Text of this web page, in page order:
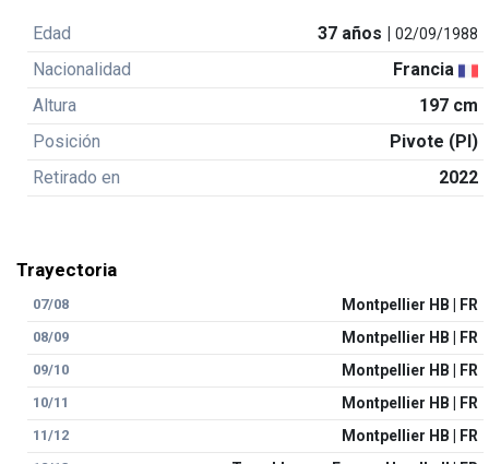
Edad 37 años |02/09/1988
Nacionalidad
Francia
Altura
197 cm
Posición
Pivote (PI)
Retirado en
2022
Trayectoria
07/08 Montpellier HB | FR
08/09 Montpellier HB | FR
09/10 Montpellier HB | FR
10/11 Montpellier HB | FR
11/12 Montpellier HB | FR